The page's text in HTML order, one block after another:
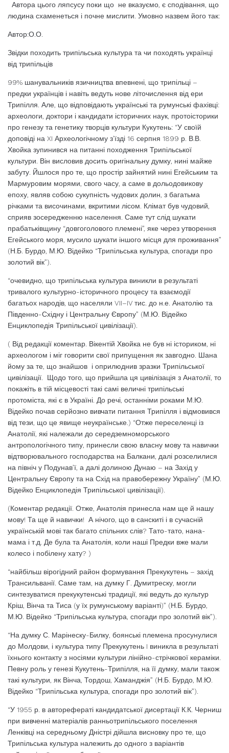
Автора цього ляпсусу поки що не вказуємо, є сподівання, що
людина схаменеться і почне мислити. Умовно назвем його так:
Автор:О.О.
Звідки походить трипільська культура та чи походять українці
від трипільців
99% шанувальників язичництва впевнені, що трипільці –
предки українців і навіть ведуть нове літочислення від ери
Трипілля. Але, що відповідають українські та румунські фахівці:
археологи, доктори і кандидати історичних наук, протоісторики
про генезу та генетику творців культури Кукутень: “У своїй
доповіді на XI Археологічному з’їзді 16 серпня 1899 р. В.В.
Хвойка зупинився на питанні походження Трипільської
культури. Він висловив досить оригінальну думку, нині майже
забуту. Йшлося про те, що простір зайнятий нині Егейським та
Мармуровим морями, свого часу, а саме в дольодовикову
епоху, являв собою сукупність чудових долин, з багатьма
річками та височинами, вкритими лісом. Клімат був чудовий,
сприяв зосередженню населення. Саме тут слід шукати
прабатьківщину “довгоголового племені”, яке через утворення
Егейського моря, мусило шукати іншого місця для проживання”
(Н.Б. Бурдо, М.Ю. Відейко “Трипільська культура, спогади про
золотий вік”).
“очевидно, що трипільська культура виникли в результаті
тривалого культурно-історичного процесу та взаємодії
багатьох народів, що населяли VII–IV тис. до н.е. Анатолію та
Південно-Східну і Центральну Європу” (М.Ю. Відейко
Енциклопедія Трипільської цивілізації).
( Від редакції коментар. Вікентій Хвойка не був ні істориком, ні
археологом і міг говорити свої припущення як завгодно. Шана
йому за те, що знайшов і оприлюднив зразки Трипільської
цивілізації. Щодо того, що прийшла ця цивілізація з Анатолії, то
покажіть в тій місцевості такі самі величні трипільські
протоміста, які є в Україні. До речі, останніми роками М.Ю.
Відейко почав серйозно вивчати питання Трипілля і відмовився
від тези, що це явище неукраїнське.) “Отже переселенці із
Анатолії, які належали до середземноморського
антропологічного типу, принесли свою власну мову та навички
відтворювального господарства на Балкани, далі розселилися
на північ у Подунав’ї, а далі долиною Дунаю – на Захід у
Центральну Європу та на Схід на правобережну Україну” (М.Ю.
Відейко Енциклопедія Трипільської цивілізації).
(Коментар редакції. Отже, Анатолія принесла нам ще й нашу
мову! Та ще й навички! А нічого, що в санскиті і в сучасній
українській мові так багато спільних слів? Тато-тато, нана-
мама і т.д. Де була та Анатолія, коли наші Предки вже мали
колесо і побілену хату? )
“найбільш вірогідний район формування Прекукутень – захід
Трансильванії. Саме там, на думку Г. Думитреску, могли
синтезуватися прекукутенські традиції, які ведуть до культур
Кріш, Вінча та Тиса (у їх румунському варіанті)” (Н.Б. Бурдо,
М.Ю. Відейко “Трипільська культура, спогади про золотий вік”).
“На думку С. Марінеску-Билку, боянські племена просунулися
до Молдови, і культура типу Прекукутень I виникла в результаті
їхнього контакту з носіями культури лінійно-стрічкової кераміки.
Певну роль у генезі Кукутень-Трипілля, на її думку, мали також
такі культури, як Вінча, Тордош, Хаманджія” (Н.Б. Бурдо, М.Ю.
Відейко “Трипільська культура, спогади про золотий вік”).
“У 1955 р. в авторефераті кандидатської дисертації К.К. Черниш
при вивченні матеріалів ранньотрипільського поселення
Ленківці на середньому Дністрі дійшла висновку про те, що
Трипільська культура належить до одного з варіантів